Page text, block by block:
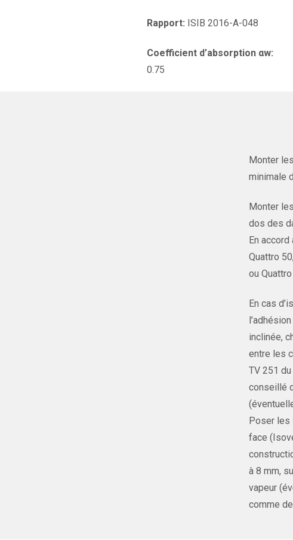
Rapport: ISIB 2016-A-048
Coefficient d’absorption αw:
0.75
Monter
minimale
Monter
dos des
En
Quattro
ou
En cas
inclinée,
entre les
TV 251
conseillé
Poser les
face
à 8 mm,
vapeur
comme